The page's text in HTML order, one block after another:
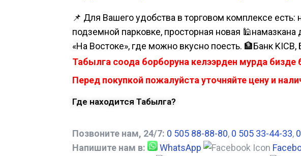
📌 Для Вашего удобства в торговом комплексе
подземной парковке, просторная новая
«На Востоке», где можно вкусно поесть. 🏦Банк
Табылга соода борборуна келээрден мурда
Перед покупкой пожалуйста уточняйте цену и
Где находится Табылга?
Позвоните нам, 24/7: 0 505 88-88-80, 0 505 33-44-33,
Напишите нам в:
WhatsApp